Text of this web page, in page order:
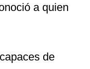
a quien
de